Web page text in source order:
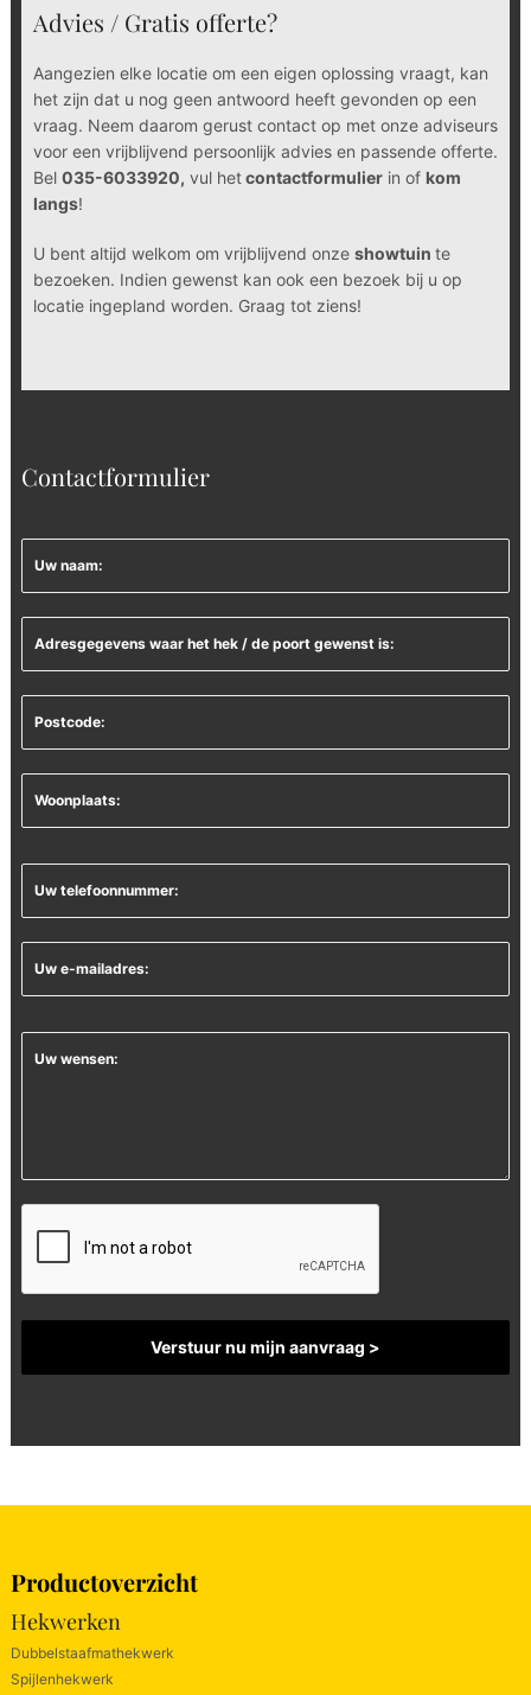
Advies / Gratis offerte?
Aangezien elke locatie om een eigen oplossing vraagt, kan
het zijn dat u nog geen antwoord heeft gevonden op een
vraag. Neem daarom gerust contact op met onze adviseurs
voor een vrijblijvend persoonlijk advies en passende offerte.
Bel 035-6033920, vul hetcontactformulierin of kom
langs!
U bent altijd welkom om vrijblijvend onze showtuin te
bezoeken. Indien gewenst kan ook een bezoek bij u op
locatie ingepland worden. Graag tot ziens!
Contactformulier
Productoverzicht
Hekwerken
Dubbelstaafmathekwerk
Spijlenhekwerk